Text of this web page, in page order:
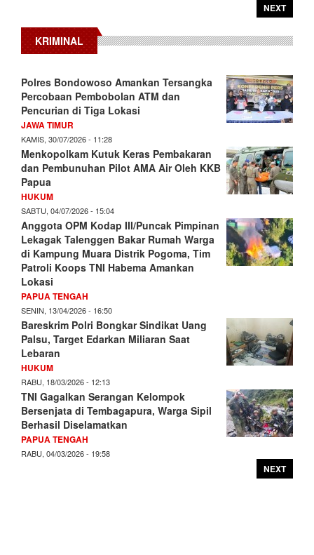
NEXT
KRIMINAL
Polres Bondowoso Amankan Tersangka
Percobaan Pembobolan ATM dan
Pencurian di Tiga Lokasi
JAWA TIMUR
KAMIS, 30/07/2026 - 11:28
Menkopolkam Kutuk Keras Pembakaran
dan Pembunuhan Pilot AMA Air Oleh KKB
Papua
HUKUM
SABTU, 04/07/2026 - 15:04
Anggota OPM Kodap III/Puncak Pimpinan
Lekagak Talenggen Bakar Rumah Warga
di Kampung Muara Distrik Pogoma, Tim
Patroli Koops TNI Habema Amankan
Lokasi
PAPUA TENGAH
SENIN, 13/04/2026 - 16:50
Bareskrim Polri Bongkar Sindikat Uang
Palsu, Target Edarkan Miliaran Saat
Lebaran
HUKUM
RABU, 18/03/2026 - 12:13
TNI Gagalkan Serangan Kelompok
Bersenjata di Tembagapura, Warga Sipil
Berhasil Diselamatkan
PAPUA TENGAH
RABU, 04/03/2026 - 19:58
NEXT